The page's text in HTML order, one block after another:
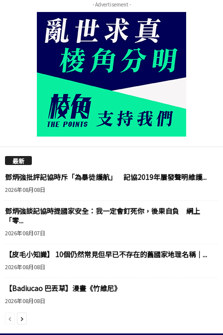
- Advertisement -
最新
鄧炳強批評記協時斥「為暴徒護航」 記協2019年屢發聲明維護...
2026年08月08日
鄧炳強談記協時提國家安全：我一定會釘死你，後果自負 網上
「零...
2026年08月07日
【皮毛小知識】 10個仍然常見但早已不存在的舊國家地理名稱｜...
2026年08月08日
【Badiucao 巴丟草】漫畫《竹維尼》
2026年08月08日